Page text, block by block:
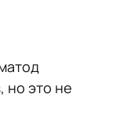
но это не